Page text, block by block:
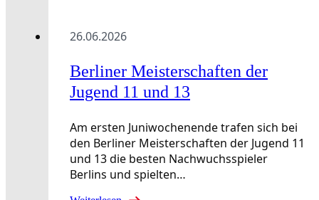
26.06.2026
Berliner Meisterschaften der
Jugend 11 und 13
Am ersten Juniwochenende trafen sich bei
den Berliner Meisterschaften der Jugend 11
und 13 die besten Nachwuchsspieler
Berlins und spielten…